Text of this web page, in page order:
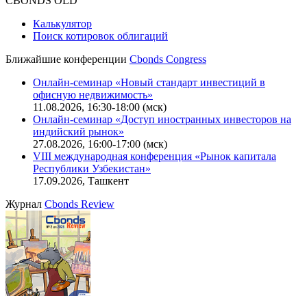
IT-аккредитация
Поиск котировок облигаций
Ближайшие конференцииCbonds Congress
Онлайн-семинар «Новый стандарт инвестиций в
офисную недвижимость»
11.08.2026, 16:30-18:00 (мск)
Онлайн-семинар «Доступ иностранных инвесторов на
индийский рынок»
VIII международная конференция «Рынок капитала
Республики Узбекистан»
17.09.2026, Ташкент
ЖурналCbonds Review